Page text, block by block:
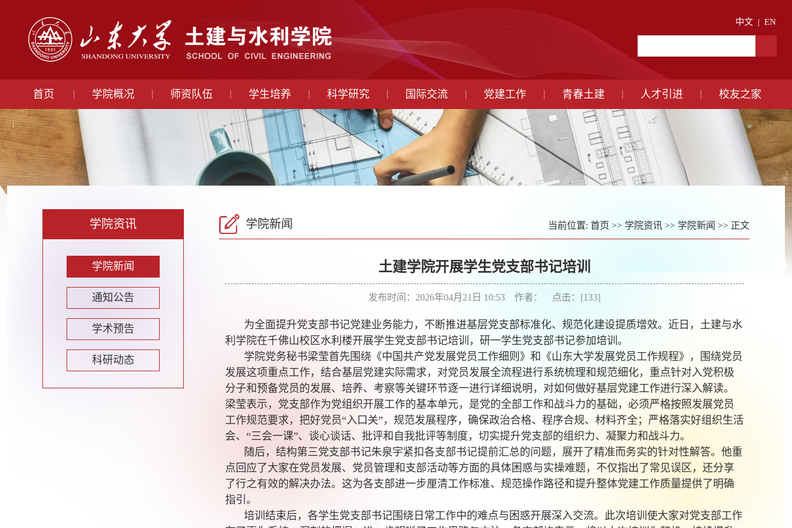
中文 | EN
首页 学院概况 师资队伍 学生培养 科学研究 国际交流 党建工作 青春土建 人才引进 校友之家
学院资讯
学院新闻
通知公告
学术预告
科研动态
学院新闻 当前位置: 首页 >> 学院资讯 >> 学院新闻 >> 正文
土建学院开展学生党支部书记培训
发布时间：2026年04月21日 10:53 作者： 点击：[133]
为全面提升党支部书记党建业务能力，不断推进基层党支部标准化、规范化建设提质增效。近日，土建与水
利学院在千佛山校区水利楼开展学生党支部书记培训，研一学生党支部书记参加培训。
学院党务秘书梁莹首先围绕《中国共产党发展党员工作细则》和《山东大学发展党员工作规程》，围绕党员
发展这项重点工作，结合基层党建实际需求，对党员发展全流程进行系统梳理和规范细化，重点针对入党积极
分子和预备党员的发展、培养、考察等关键环节逐一进行详细说明，对如何做好基层党建工作进行深入解读。
梁莹表示，党支部作为党组织开展工作的基本单元，是党的全部工作和战斗力的基础，必须严格按照发展党员
工作规范要求，把好党员“入口关”，规范发展程序，确保政治合格、程序合规、材料齐全；严格落实好组织生活
会、“三会一课”、谈心谈话、批评和自我批评等制度，切实提升党支部的组织力、凝聚力和战斗力。
随后，结构第三党支部书记朱泉宇紧扣各支部书记提前汇总的问题，展开了精准而务实的针对性解答。他重
点回应了大家在党员发展、党员管理和支部活动等方面的具体困惑与实操难题，不仅指出了常见误区，还分享
了行之有效的解决办法。这为各支部进一步厘清工作标准、规范操作路径和提升整体党建工作质量提供了明确
指引。
培训结束后，各学生党支部书记围绕日常工作中的难点与困惑开展深入交流。此次培训使大家对党支部工作